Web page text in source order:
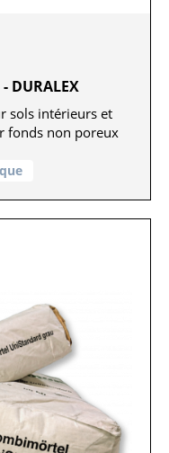
DURALEX
sols intérieurs et
fonds non poreux